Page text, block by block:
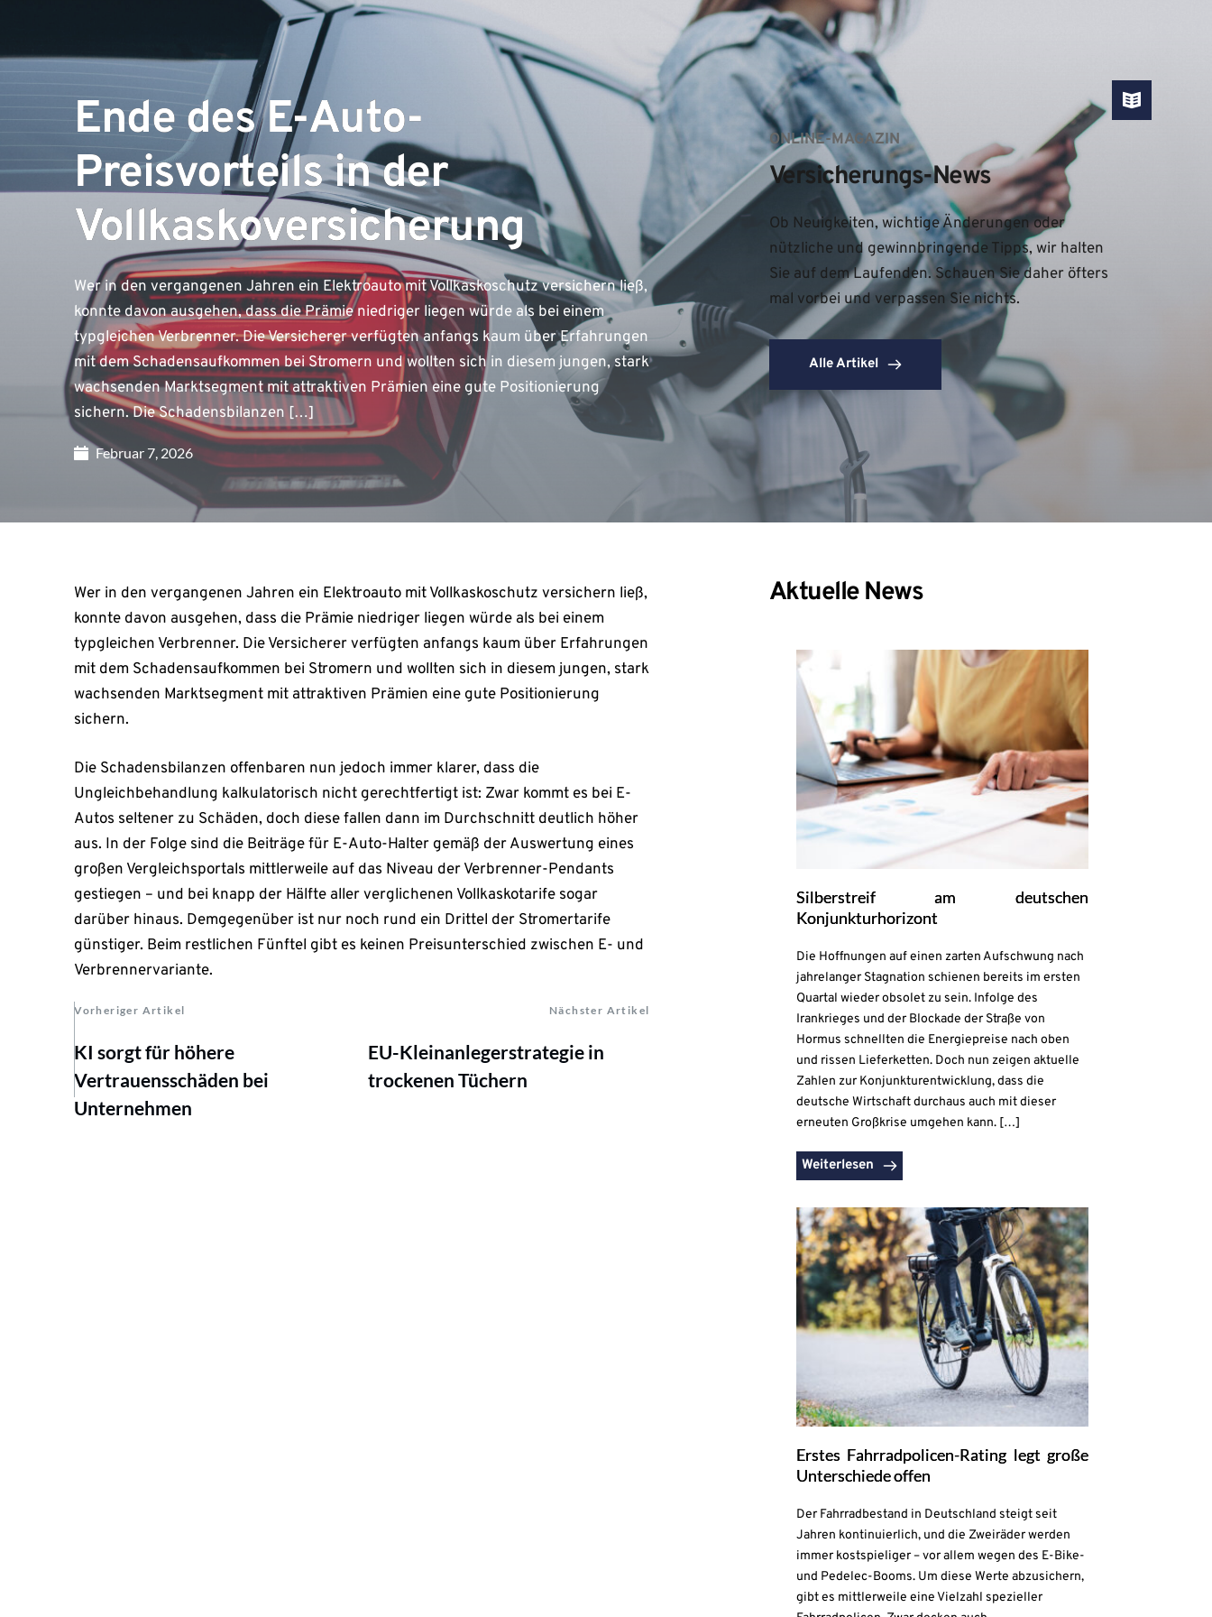
Ende des E-Auto-
Preisvorteils in der
Vollkaskoversicherung
Wer in den vergangenen Jahren ein Elektroauto mit Vollkaskoschutz versichern ließ,
konnte davon ausgehen, dass die Prämie niedriger liegen würde als bei einem
typgleichen Verbrenner. Die Versicherer verfügten anfangs kaum über Erfahrungen
mit dem Schadensaufkommen bei Stromern und wollten sich in diesem jungen, stark
wachsenden Marktsegment mit attraktiven Prämien eine gute Positionierung
sichern. Die Schadensbilanzen […]
Februar 7, 2026
ONLINE-MAGAZIN
Versicherungs-News
Ob Neuigkeiten, wichtige Änderungen oder
nützliche und gewinnbringende Tipps, wir halten
Sie auf dem Laufenden. Schauen Sie daher öfters
mal vorbei und verpassen Sie nichts.
Alle Artikel
Wer in den vergangenen Jahren ein Elektroauto mit Vollkaskoschutz versichern ließ,
konnte davon ausgehen, dass die Prämie niedriger liegen würde als bei einem
typgleichen Verbrenner. Die Versicherer verfügten anfangs kaum über Erfahrungen
mit dem Schadensaufkommen bei Stromern und wollten sich in diesem jungen, stark
wachsenden Marktsegment mit attraktiven Prämien eine gute Positionierung
sichern.
Die Schadensbilanzen offenbaren nun jedoch immer klarer, dass die
Ungleichbehandlung kalkulatorisch nicht gerechtfertigt ist: Zwar kommt es bei E-
Autos seltener zu Schäden, doch diese fallen dann im Durchschnitt deutlich höher
aus. In der Folge sind die Beiträge für E-Auto-Halter gemäß der Auswertung eines
großen Vergleichsportals mittlerweile auf das Niveau der Verbrenner-Pendants
gestiegen – und bei knapp der Hälfte aller verglichenen Vollkaskotarife sogar
darüber hinaus. Demgegenüber ist nur noch rund ein Drittel der Stromertarife
günstiger. Beim restlichen Fünftel gibt es keinen Preisunterschied zwischen E- und
Verbrennervariante.
Vorheriger Artikel Nächster Artikel
KI sorgt für höhere
Vertrauensschäden bei
Unternehmen
EU-Kleinanlegerstrategie in
trockenen Tüchern
Aktuelle News
Silberstreif am deutschen
Konjunkturhorizont
Die Hoffnungen auf einen zarten Aufschwung nach
jahrelanger Stagnation schienen bereits im ersten
Quartal wieder obsolet zu sein. Infolge des
Irankrieges und der Blockade der Straße von
Hormus schnellten die Energiepreise nach oben
und rissen Lieferketten. Doch nun zeigen aktuelle
Zahlen zur Konjunkturentwicklung, dass die
deutsche Wirtschaft durchaus auch mit dieser
erneuten Großkrise umgehen kann. […]
Weiterlesen
Erstes Fahrradpolicen-Rating legt große
Unterschiede offen
Der Fahrradbestand in Deutschland steigt seit
Jahren kontinuierlich, und die Zweiräder werden
immer kostspieliger – vor allem wegen des E-Bike-
und Pedelec-Booms. Um diese Werte abzusichern,
gibt es mittlerweile eine Vielzahl spezieller